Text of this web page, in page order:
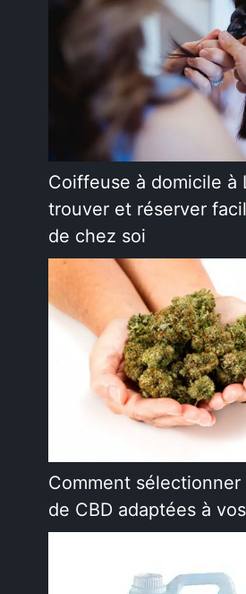
Coiffeuse à domicile à
trouver et réserver
de chez soi
Comment
de CBD adaptées à